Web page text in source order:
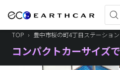
TOP › 豊中市桜の町4丁目ステーション
コンパクトカーサイズ